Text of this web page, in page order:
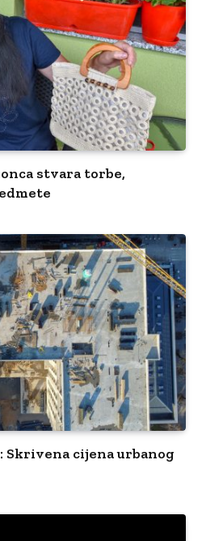
stvara torbe,
Skrivena cijena urbanog